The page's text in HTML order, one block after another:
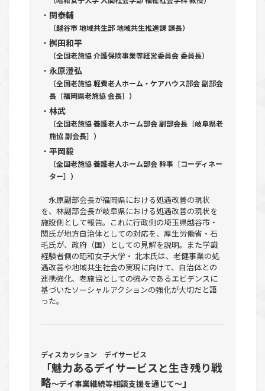
関泰輔
（越谷市 地域共生部 地域共生推進課 課長）
桝田和平
（全国老施協 介護保険事業等経営委員会 委員長）
永原澄弘
（全国老施協 軽費老人ホーム・ケアハウス部会 副部会
長［福岡県老施協 会長］）
林武
（全国老施協 養護老人ホーム部会 副部会長［岐阜県老
施協 副会長］）
平岡毅
（全国老施協 養護老人ホーム部会 幹事［コーディネー
ター］）
永原副部会長が福岡県における処遇改善の現状
を、林副部会長が岐阜県における処遇改善の現状を
施設側として報告。これに行政側の埼玉県越谷市・
関氏が地方自治体としての対応を、厚生労働省・石
毛氏が、政府（国）としての見解を説明。また学識
経験者側の昭和女子大学・ 北本氏は、老健事業の処
遇改善や地域共生社会の実現に向けて、自治体との
連携強化、老施協としての強みであるエビデンスに
基づいたソーシャルアクションの強化が大切だと語
った。
ディスカッション デイサービス
「魅力あるデイサービスと生き残り戦
略～デイ事業継続等相談支援を通じて～ 」